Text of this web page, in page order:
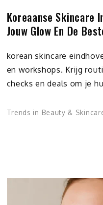
Koreaanse Skincare
Jouw Glow En De
korean skincare
en workshops. Krijg
checks en deals om je
Trends in Beauty &